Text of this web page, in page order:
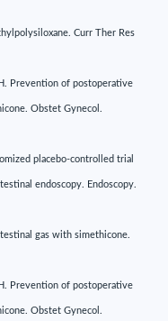
Curr Ther Res
Prevention of postoperative
Obstet Gynecol.
placebo-controlled trial
endoscopy. Endoscopy.
gas with simethicone.
Prevention of postoperative
Obstet Gynecol.